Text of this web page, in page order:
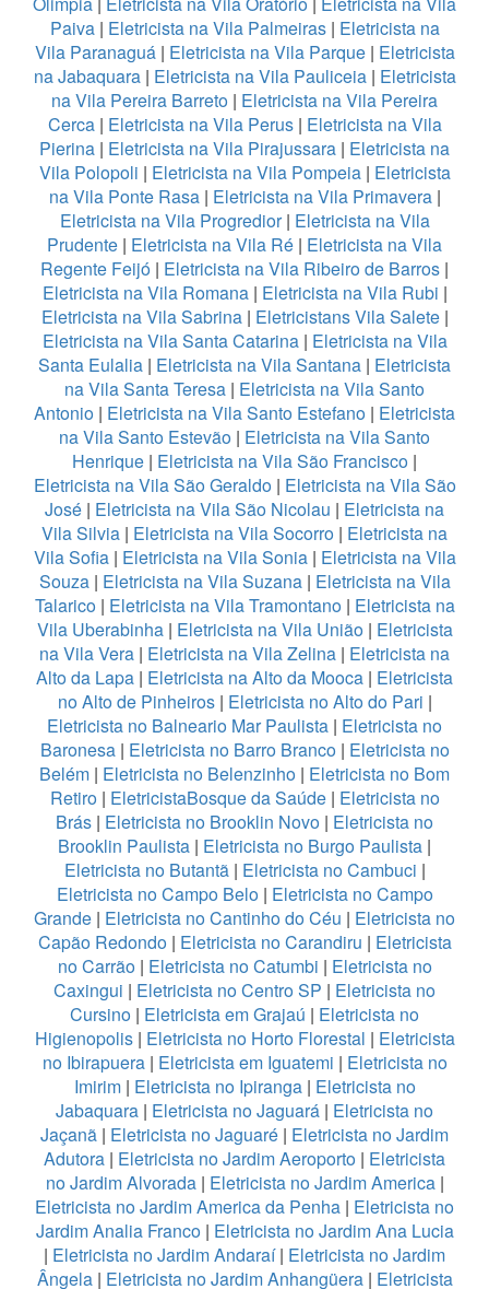
Paiva| Eletricista na Vila Palmeiras| Eletricista na
Vila Paranaguá| Eletricista na Vila Parque| Eletricista
na Jabaquara| Eletricista na Vila Pauliceia| Eletricista
na Vila Pereira Barreto | Eletricista na Vila Pereira
Cerca| Eletricista na Vila Perus| Eletricista na Vila
Pierina | Eletricista na Vila Pirajussara | Eletricista na
Vila Polopoli | Eletricista na Vila Pompeia| Eletricista
na Vila Ponte Rasa| Eletricista na Vila Primavera|
Eletricista na Vila Progredior| Eletricista na Vila
Prudente | Eletricista na Vila Ré | Eletricista na Vila
Regente Feijó | Eletricista na Vila Ribeiro de Barros |
Eletricista na Vila Romana| Eletricista na Vila Rubi |
Eletricista na Vila Sabrina| Eletricistans Vila Salete|
Eletricista na Vila Santa Catarina| Eletricista na Vila
Santa Eulalia | Eletricista na Vila Santana | Eletricista
na Vila Santa Teresa | Eletricista na Vila Santo
Antonio | Eletricista na Vila Santo Estefano | Eletricista
na Vila Santo Estevão | Eletricista na Vila Santo
Henrique | Eletricista na Vila São Francisco |
Eletricista na Vila São Geraldo| Eletricista na Vila São
José | Eletricista na Vila São Nicolau | Eletricista na
Vila Silvia | Eletricista na Vila Socorro | Eletricista na
Vila Sofia| Eletricista na Vila Sonia| Eletricista na Vila
Souza| Eletricista na Vila Suzana| Eletricista na Vila
Talarico| Eletricista na Vila Tramontano| Eletricista na
Vila Uberabinha| Eletricista na Vila União| Eletricista
na Vila Vera | Eletricista na Vila Zelina | Eletricista na
Alto da Lapa | Eletricista na Alto da Mooca | Eletricista
no Alto de Pinheiros| Eletricista no Alto do Pari |
Eletricista no Balneario Mar Paulista | Eletricista no
Baronesa| Eletricista no Barro Branco| Eletricista no
Belém | Eletricista no Belenzinho | Eletricista no Bom
Retiro| EletricistaBosque da Saúde| Eletricista no
Brás | Eletricista no Brooklin Novo | Eletricista no
Brooklin Paulista | Eletricista no Burgo Paulista |
Eletricista no Butantã| Eletricista no Cambuci |
Eletricista no Campo Belo| Eletricista no Campo
Grande | Eletricista no Cantinho do Céu | Eletricista no
Capão Redondo| Eletricista no Carandiru | Eletricista
no Carrão| Eletricista no Catumbi | Eletricista no
Caxingui | Eletricista no Centro SP | Eletricista no
Cursino | Eletricista em Grajaú | Eletricista no
Higienopolis| Eletricista no Horto Florestal | Eletricista
no Ibirapuera| Eletricista em Iguatemi | Eletricista no
Imirim| Eletricista no Ipiranga| Eletricista no
Jabaquara | Eletricista no Jaguará | Eletricista no
Jaçanã | Eletricista no Jaguaré | Eletricista no Jardim
Adutora | Eletricista no Jardim Aeroporto | Eletricista
no Jardim Alvorada| Eletricista no Jardim America|
Eletricista no Jardim America da Penha | Eletricista no
Jardim Analia Franco| Eletricista no Jardim Ana Lucia
| Eletricista no Jardim Andaraí| Eletricista no Jardim
Ângela| Eletricista no Jardim Anhangüera| Eletricista